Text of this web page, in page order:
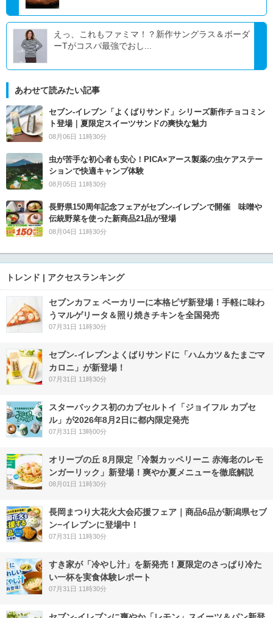
えっ、これもファミマ！？新作サングラス＆ボーダ
ーTがコスパ最強でおし...
あわせて読みたい記事
セブン‐イレブン「よくばりサンド」シリーズ新作チョコミン
ト登場｜夏限定スイーツサンドの爽快な魅力
08月06日 11時30分
虫が苦手な初心者も安心！PICA×アース製薬の虫ケアステー
ションで快適キャンプ体験
08月05日 11時30分
長野県150周年記念フェアがセブン-イレブンで開催 味噌や
伝統野菜を使った新商品21品が登場
08月04日 11時30分
トレンド | アクセスランキング
セブンカフェ ベーカリーに本格ピザ新登場！手軽に味わ
うマルゲリータ＆照り焼きチキンを全国発売
07月31日 11時30分
セブン‐イレブンよくばりサンドに「ハムカツ＆たまごマ
カロニ」が新登場！
07月31日 11時30分
スターバックス初のカプセルトイ「ジョイフル カプセ
ル」が2026年8月2日に都内限定発売
07月31日 13時00分
オリーブの丘 8月限定「冷製カッペリーニ 赤海老のレモ
ンガーリック」新登場！爽やか夏メニューを徹底解説
08月01日 11時30分
長岡まつり大花火大会応援フェア｜商品6品が新潟県セブ
ン−イレブンに登場中！
07月31日 11時30分
すき家が「冷やし汁」を新発売！夏限定のさっぱり冷た
い一杯を実食体験レポート
07月31日 11時30分